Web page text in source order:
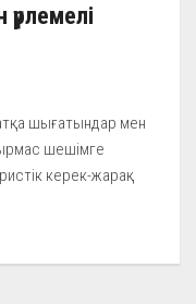
шығатындар мен
шешімге
керек-жарақ